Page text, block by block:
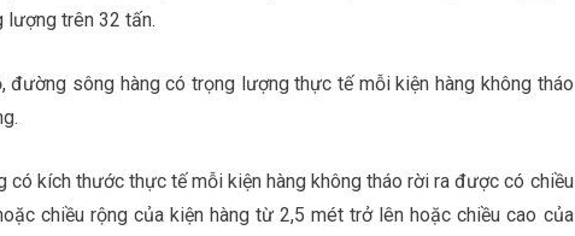
lượng trên 32 tấn.
sông hàng có trọng lượng thực tế mỗi kiện hàng không tháo
có kích thước thực tế mỗi kiện hàng không tháo rời ra được có chiều
chiều rộng của kiện hàng từ 2,5 mét trở lên hoặc chiều cao của